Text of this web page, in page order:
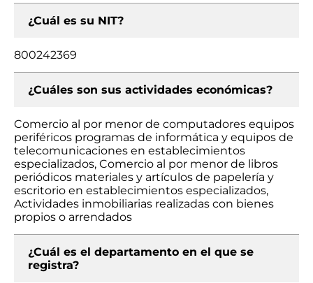
¿Cuál es su NIT?
800242369
¿Cuáles son sus actividades económicas?
Comercio al por menor de computadores equipos
periféricos programas de informática y equipos de
telecomunicaciones en establecimientos
especializados, Comercio al por menor de libros
periódicos materiales y artículos de papelería y
escritorio en establecimientos especializados,
Actividades inmobiliarias realizadas con bienes
propios o arrendados
¿Cuál es el departamento en el que se
registra?